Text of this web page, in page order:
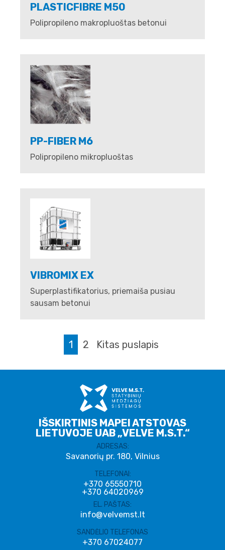
PLASTICFIBRE M50
Polipropileno makropluoštas betonui
PP-FIBER M6
Polipropileno mikropluoštas
VIBROMIX EX
Superplastifikatorius, priemaiša pusiau
sausam betonui
1 2 Kitas puslapis
IŠSKIRTINIS MAPEI ATSTOVAS
LIETUVOJE UAB „VELVE M.S.T.“
ADRESAS:
Savanorių pr. 180, Vilnius
TELEFONAI:
+370 65550710
+370 64020969
EL. PAŠTAS:
info@velvemst.lt
SANDĖLIO TELEFONAS
+370 67024077